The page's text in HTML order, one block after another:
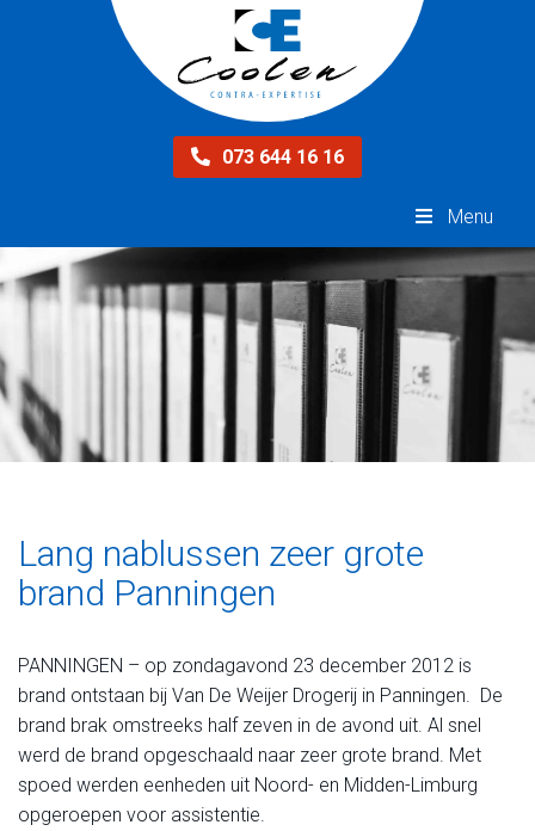
073 644 16 16
Menu
Lang nablussen zeer grote
brand Panningen
PANNINGEN – op zondagavond 23 december 2012 is
brand ontstaan bij Van De Weijer Drogerij in Panningen. De
brand brak omstreeks half zeven in de avond uit. Al snel
werd de brand opgeschaald naar zeer grote brand. Met
spoed werden eenheden uit Noord- en Midden-Limburg
opgeroepen voor assistentie.